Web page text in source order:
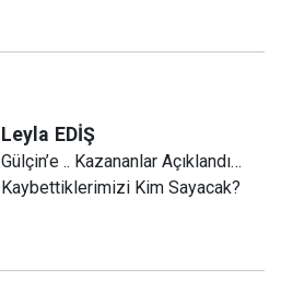
Leyla EDİŞ
Gülçin’e .. Kazananlar Açıklandı…
Kaybettiklerimizi Kim Sayacak?